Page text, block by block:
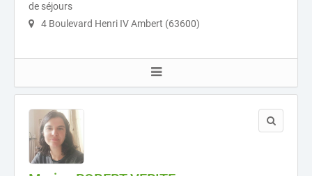
de séjours
4 Boulevard Henri IV Ambert (63600)